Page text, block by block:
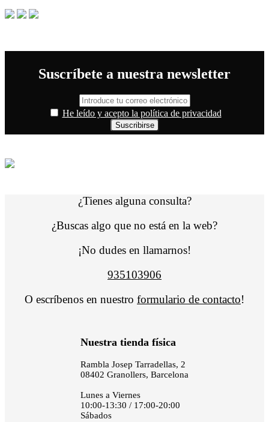
Suscríbete a nuestra newsletter
He leído y acepto la política de privacidad
¿Tienes alguna consulta?
¿Buscas algo que no está en la web?
¡No dudes en llamarnos!
935103906
O escríbenos en nuestro formulario de contacto!
Nuestra tienda física
Rambla Josep Tarradellas, 2
08402 Granollers, Barcelona
Lunes a Viernes
10:00-13:30 / 17:00-20:00
Sábados